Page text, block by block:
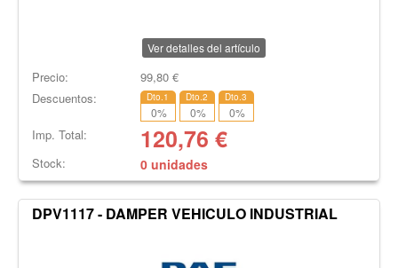
Ver detalles del artículo
Precio: 99,80€
Descuentos:
Dto.1
0%
Dto.2
0%
Dto.3
0%
Imp. Total: 120,76 €
Stock: 0 unidades
DPV1117 - DAMPER VEHICULO INDUSTRIAL